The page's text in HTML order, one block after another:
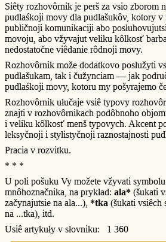
Siêty rozhovôrnik je perš za vsio zborom
pudlaśkoji movy dla pudlašukôv, kotory v
publičnoji komunikaciji abo
movoju, abo vžyvajut veliku kôlkosť
nedostatočne viêdanie rôdnoji movy.
Rozhovôrnik može dodatkovo posłužyti
pudlašukam, tak i čužynciam — jak
pudlaśkoji movy, kotoru my pošyrajemo
Rozhovôrnik ułučaje vsiê typovy
znajti v rozhovôrnikach podôbnoho
i veliku kôlkosť menš typovych. Akcent
leksyčnoji i stylistyčnoji raznostajnosti
Pracia v rozvitku.
* * *
U poli pošuku Vy možete vžyvati symbolu
mnôhoznačnika, na prykład: ala* (šukati
začynajutsie na ala...), *tka (šukati vsiêch
na ...tka), itd.
Usiê artykuły v słovniku: 1 360